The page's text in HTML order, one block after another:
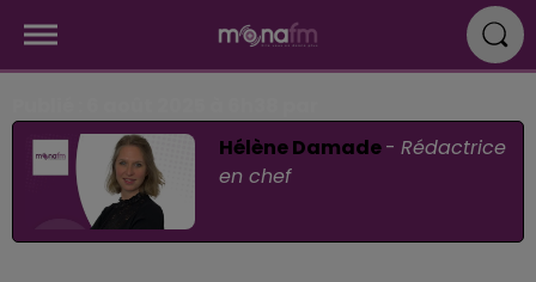
Hélène Damade-Rédactrice
en chef